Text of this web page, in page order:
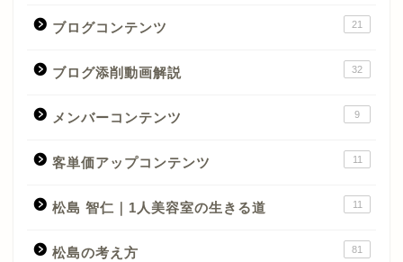
ブログコンテンツ 21
ブログ添削動画解説 32
メンバーコンテンツ 9
客単価アップコンテンツ 11
松島 智仁｜1人美容室の生きる道 11
松島の考え方 81